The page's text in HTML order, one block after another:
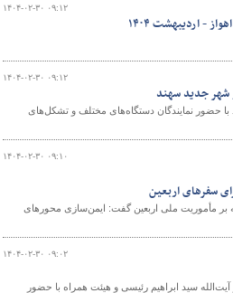
۱۴۰۴-۰۲-۳۰ ۰۹:۱۲
- اردیبهشت ۱۴۰۴
۱۴۰۴-۰۲-۳۰ ۰۹:۱۲
شهر جدید سهند
حضور نمایندگان دستگاه‌های مختلف و تشکل‌های
۱۴۰۴-۰۲-۳۰ ۰۹:۱۰
سفرهای اربعین
بر مأموریت ملی اربعین گفت: ایمن‌سازی محورهای
۱۴۰۴-۰۲-۳۰ ۰۹:۰۲
سید ابراهیم رئیسی و هیئت همراه با حضور